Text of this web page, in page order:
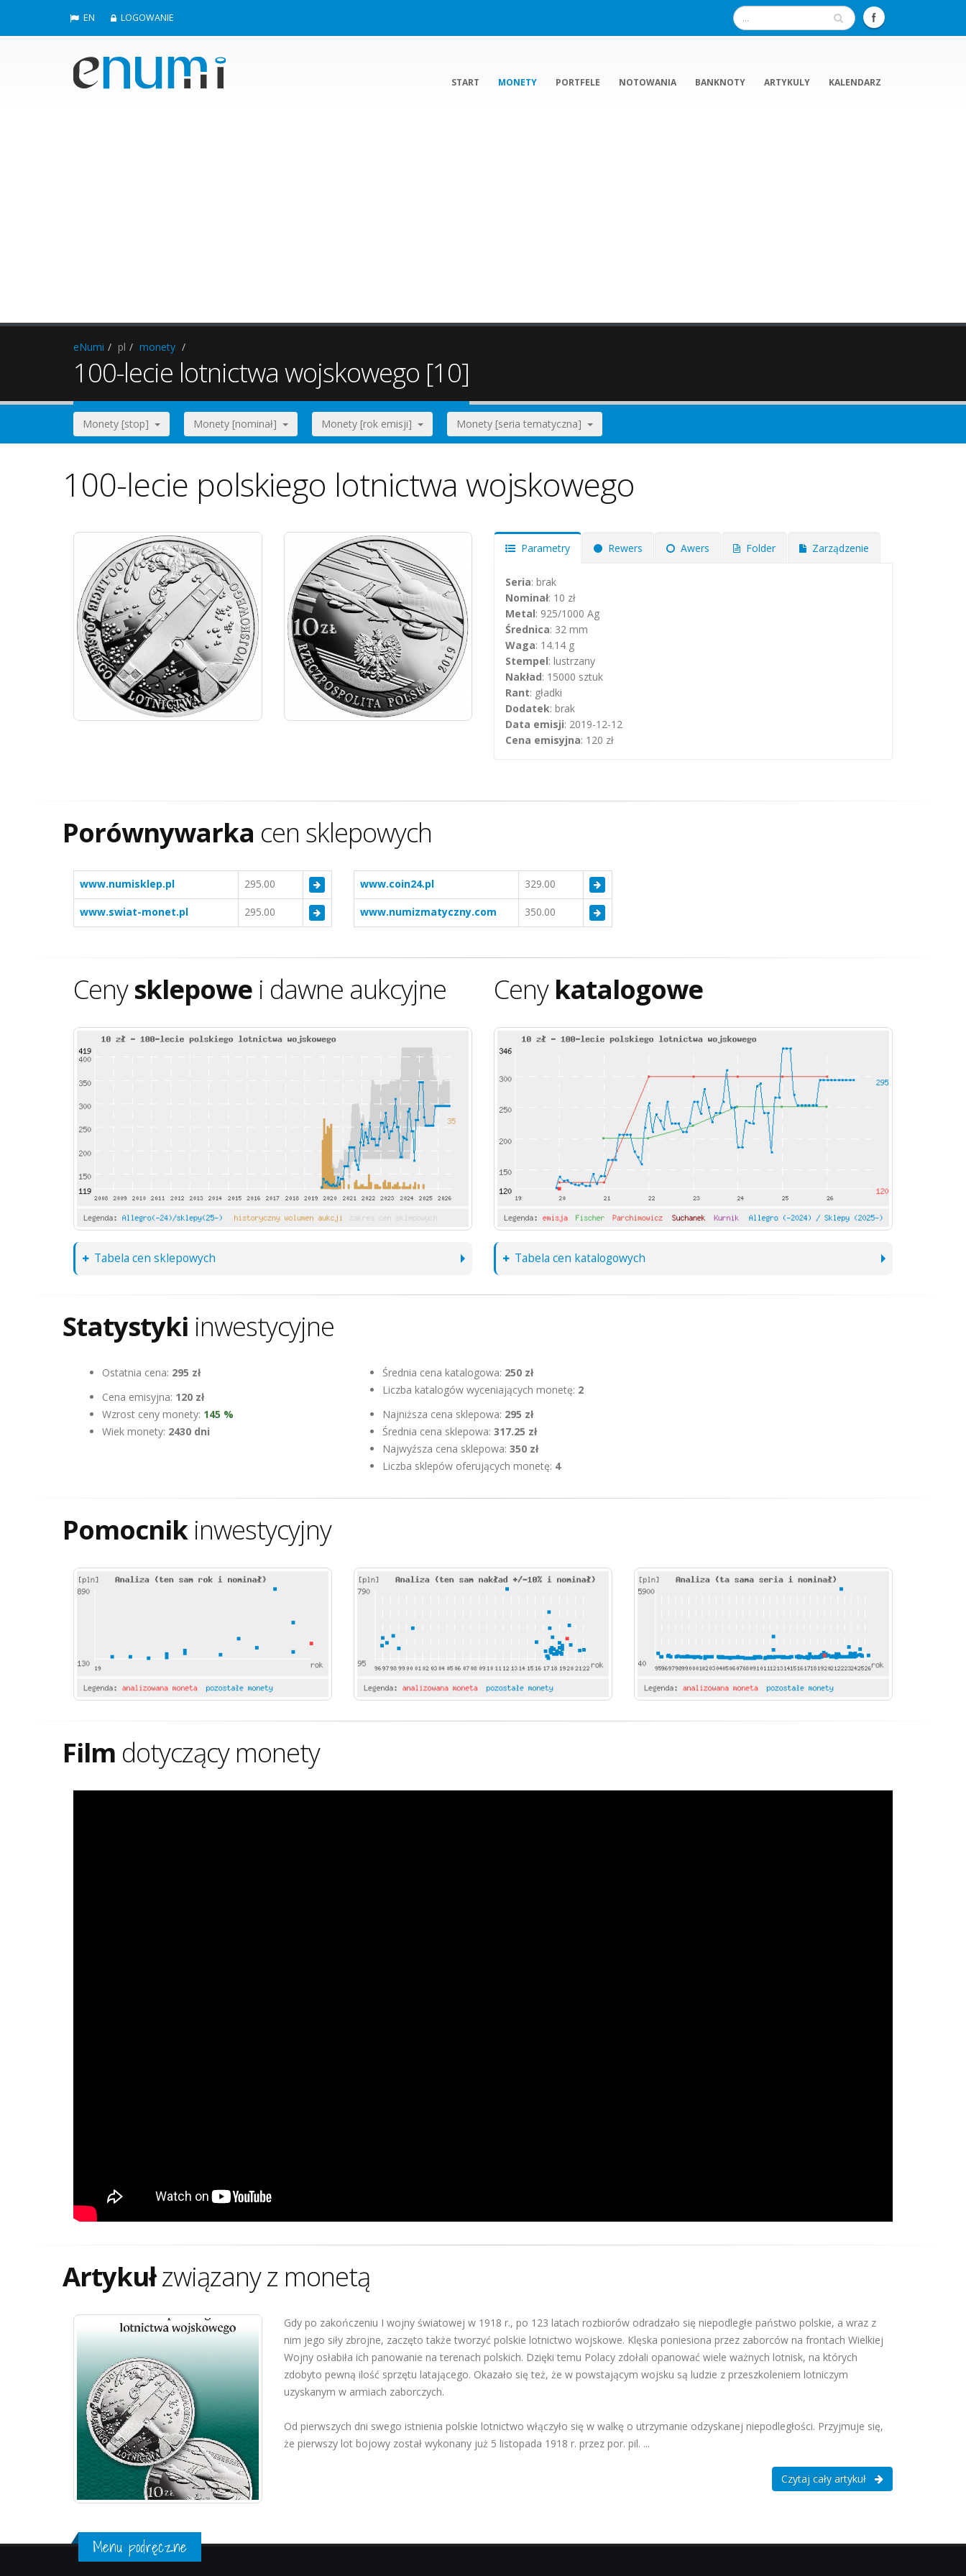
EN LOGOWANIE
START MONETY PORTFELE NOTOWANIA BANKNOTY ARTYKULY KALENDARZ
eNumi pl monety
100-lecie lotnictwa wojskowego [10]
Monety [stop] Monety [nominał] Monety [rok emisji] Monety [seria tematyczna]
100-lecie polskiego lotnictwa wojskowego
Parametry Rewers Awers Folder Zarządzenie
Seria: brak
Nominał: 10 zł
Metal: 925/1000 Ag
Średnica: 32 mm
Waga: 14.14 g
Stempel: lustrzany
Nakład: 15000 sztuk
Rant: gładki
Dodatek: brak
Data emisji: 2019-12-12
Cena emisyjna: 120 zł
Porównywarka cen sklepowych
www.numisklep.pl 295.00
www.swiat-monet.pl 295.00
www.coin24.pl 329.00
www.numizmatyczny.com 350.00
Cenysklepowe i dawne aukcyjne
Tabela cen sklepowych
Ceny katalogowe
Tabela cen katalogowych
Statystyki inwestycyjne
Ostatnia cena: 295 zł
Cena emisyjna: 120 zł
Wzrost ceny monety: 145 %
Wiek monety: 2430 dni
Średnia cena katalogowa: 250 zł
Liczba katalogów wyceniających monetę: 2
Najniższa cena sklepowa: 295 zł
Średnia cena sklepowa: 317.25 zł
Najwyźsza cena sklepowa: 350 zł
Liczba sklepów oferujących monetę: 4
Pomocnikinwestycyjny
Film dotyczący monety
Artykułzwiązany z monetą
Gdy po zakończeniu I wojny światowej w 1918 r., po 123 latach rozbiorów odradzało się niepodległe państwo polskie, a wraz z
nim jego siły zbrojne, zaczęto także tworzyć polskie lotnictwo wojskowe. Klęska poniesiona przez zaborców na frontach Wielkiej
Wojny osłabiła ich panowanie na terenach polskich. Dzięki temu Polacy zdołali opanować wiele ważnych lotnisk, na których
zdobyto pewną ilość sprzętu latającego. Okazało się też, że w powstającym wojsku są ludzie z przeszkoleniem lotniczym
uzyskanym w armiach zaborczych.
Od pierwszych dni swego istnienia polskie lotnictwo włączyło się w walkę o utrzymanie odzyskanej niepodległości. Przyjmuje się,
że pierwszy lot bojowy został wykonany już 5 listopada 1918 r. przez por. pil. ...
Czytaj cały artykuł
Menu podręczne